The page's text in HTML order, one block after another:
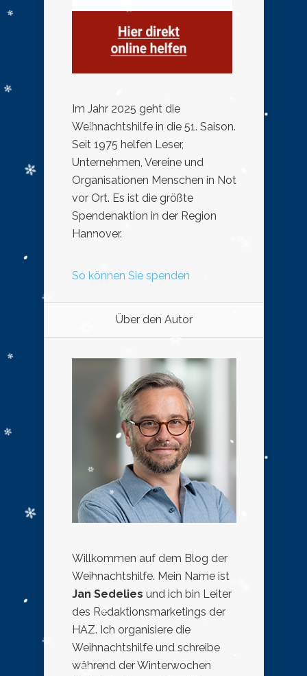
Im Jahr 2025 geht die
Weihnachtshilfe in die 51. Saison.
Seit 1975 helfen Leser,
Unternehmen, Vereine und
Organisationen Menschen in Not
vor Ort. Es ist die größte
Spendenaktion in der Region
Hannover.
So können Sie spenden
Über den Autor
Willkommen auf dem Blog der
Weihnachtshilfe. Mein Name ist
Jan Sedelies und ich bin Leiter
des Redaktionsmarketings der
HAZ. Ich organisiere die
Weihnachtshilfe und schreibe
während der Winterwochen